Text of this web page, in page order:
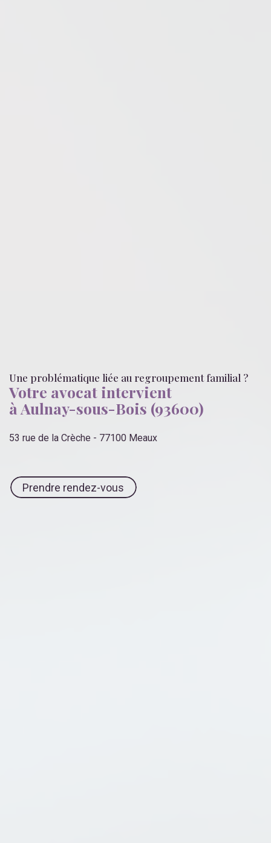
Une problématique liée au regroupement familial ?
Votre avocat intervient
à Aulnay-sous-Bois (93600)
53 rue de la Crèche - 77100 Meaux
Prendre rendez-vous